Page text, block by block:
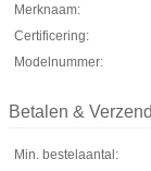
Merknaam:
Certificering:
Modelnummer:
Betalen &
Min. bestelaantal: